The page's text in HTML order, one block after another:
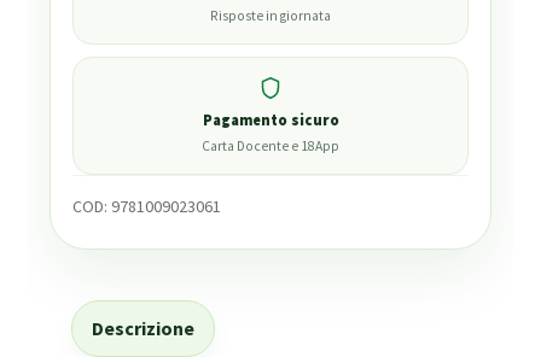
Risposte in giornata
Pagamento sicuro
Carta Docente e 18App
COD: 9781009023061
Descrizione